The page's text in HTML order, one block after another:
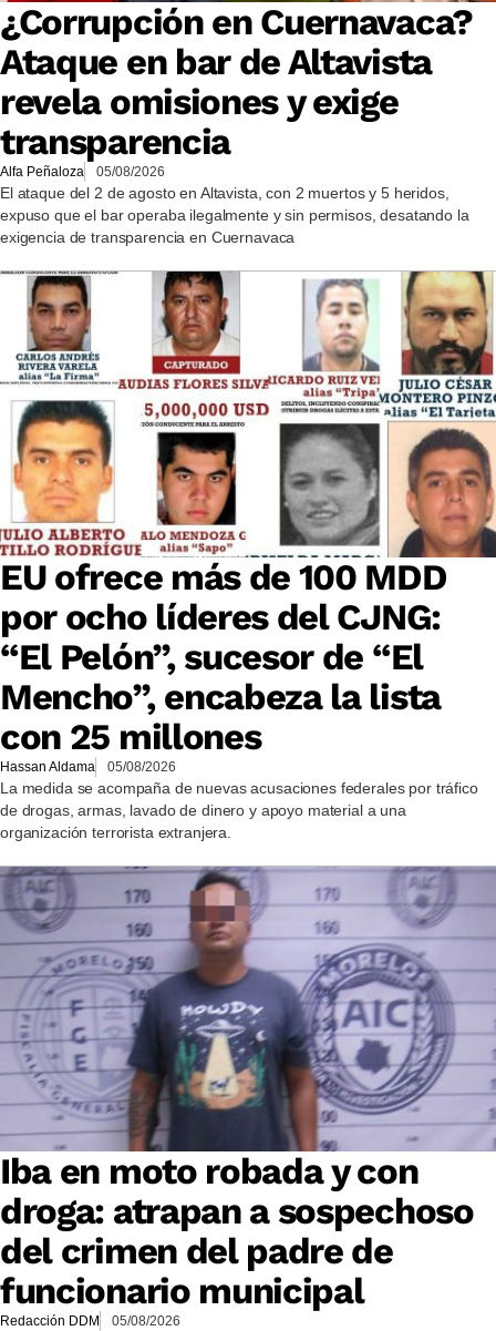
¿Corrupción en Cuernavaca?
Ataque en bar de Altavista
revela omisiones y exige
transparencia
Alfa Peñaloza 05/08/2026
El ataque del 2 de agosto en Altavista, con 2 muertos y 5 heridos,
expuso que el bar operaba ilegalmente y sin permisos, desatando la
exigencia de transparencia en Cuernavaca
EU ofrece más de 100 MDD
por ocho líderes del CJNG:
“El Pelón”, sucesor de “El
Mencho”, encabeza la lista
con 25 millones
Hassan Aldama 05/08/2026
La medida se acompaña de nuevas acusaciones federales por tráfico
de drogas, armas, lavado de dinero y apoyo material a una
organización terrorista extranjera.
Iba en moto robada y con
droga: atrapan a sospechoso
del crimen del padre de
funcionario municipal
Redacción DDM 05/08/2026